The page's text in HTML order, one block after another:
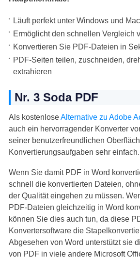
Läuft perfekt unter Windows und Mac
Ermöglicht den schnellen Vergleich
Konvertieren Sie PDF-Dateien in
PDF-Seiten teilen, zuschneiden,
extrahieren
Nr. 3 Soda PDF
Als kostenloseAlternative zu Adobe
auch ein hervorragender Konverter
seiner benutzerfreundlichen
Konvertierungsaufgaben sehr einfach.
Wenn Sie damit PDF in Word
schnell die konvertierten Dateien,
der Qualität eingehen zu müssen.
PDF-Dateien gleichzeitig in Word
können Sie dies auch tun, da diese
Konvertersoftware die
Abgesehen von Word unterstützt sie
von PDF in viele andere Microsoft